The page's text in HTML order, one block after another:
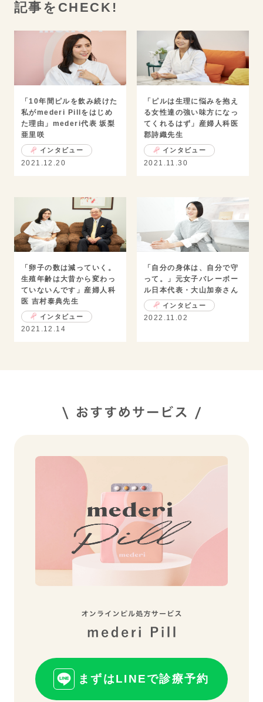
記事をCHECK!
「10年間ピルを飲み続けた
私がmederi Pillをはじめ
た理由」mederi代表 坂梨
亜里咲
インタビュー
2021.12.20
「ピルは生理に悩みを抱え
る女性達の強い味方になっ
てくれるはず」産婦人科医
郡詩織先生
インタビュー
2021.11.30
「卵子の数は減っていく。
生殖年齢は大昔から変わっ
ていないんです」産婦人科
医 吉村泰典先生
インタビュー
2021.12.14
「自分の身体は、自分で守
って。」元女子バレーボー
ル日本代表・大山加奈さん
インタビュー
2022.11.02
まずはLINEで診療予約